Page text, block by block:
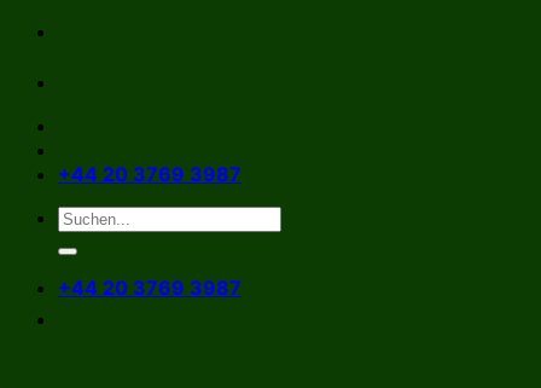
Zum
springen
+44 20 3769 3987
+44 20 3769 3987